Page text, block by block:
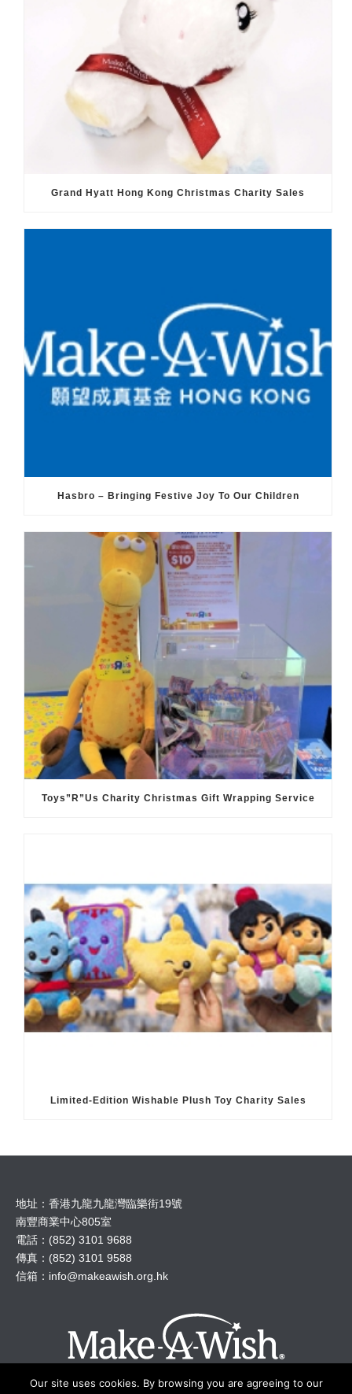
Grand Hyatt Hong Kong Christmas Charity Sales
Hasbro – Bringing Festive Joy To Our Children
Toys”R”Us Charity Christmas Gift Wrapping Service
Limited-Edition Wishable Plush Toy Charity Sales
地址：香港九龍九龍灣臨樂街19號
南豐商業中心805室
電話：(852) 3101 9688
傳真：(852) 3101 9588
信箱： info@makeawish.org.hk
Our site uses cookies. By browsing you are agreeing to our